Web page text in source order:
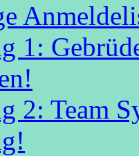
1:
2: Team